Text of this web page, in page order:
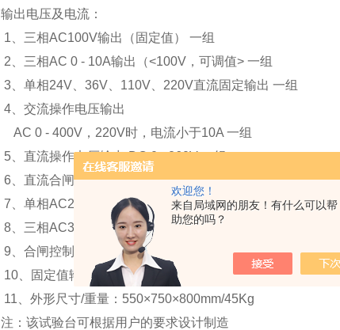
欢迎您！
来自局域网的朋友！有什么可以帮
助您的吗？
输出电压及电流：
1、三相AC100V输出（固定值） 一组
2、三相AC 0 - 10A输出（<100V，可调值> 一组
3、单相24V、36V、110V、220V直流固定输出 一组
4、交流操作电压输出
AC 0 - 400V，220V时，电流小于10A 一组
5、直流操作电压输出 DC 0 - 260V 一组
6、直流合闸电源输出DC 0 -250V（300A，短时工作） 一组
7、单相AC220V输出（固定值，插座形式） 二组
8、三相AC380V输出（固定值，接线柱） 一组
9、合闸控制接点⑤、⑧分闸控制接点⑥、⑦
10、固定值输出：DC24V、36V、110V
11、外形尺寸/重量：550×750×800mm/45Kg
注：该试验台可根据用户的要求设计制造